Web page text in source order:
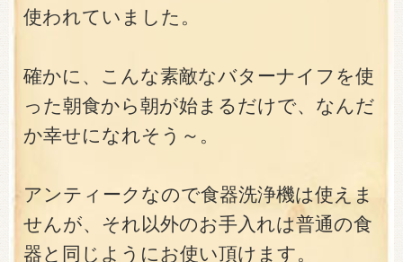
使われていました。
確かに、こんな素敵なバターナイフを使
った朝食から朝が始まるだけで、なんだ
か幸せになれそう～。
アンティークなので食器洗浄機は使えま
せんが、それ以外のお手入れは普通の食
器と同じようにお使い頂けます。